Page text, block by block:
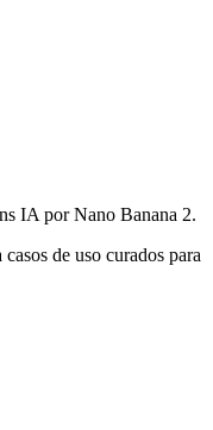
IA por Nano Banana 2.
de uso curados para